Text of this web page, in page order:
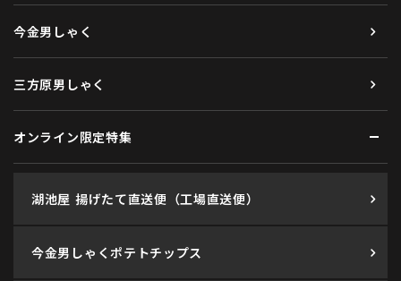
今金男しゃく
三方原男しゃく
オンライン限定特集
湖池屋 揚げたて直送便（工場直送便）
今金男しゃくポテトチップス